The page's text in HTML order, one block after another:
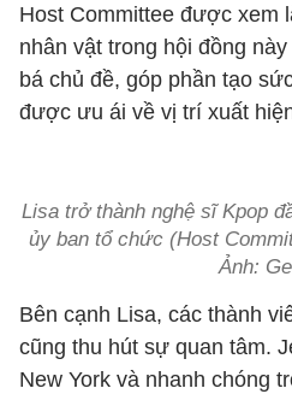
Host Committee được xem
nhân vật trong hội đồng
bá chủ đề, góp phần tạo
được ưu ái về vị trí xuất
Lisa trở thành nghệ sĩ Kpop
ủy ban tổ chức (Host
Ảnh:
Bên cạnh Lisa, các thành
cũng thu hút sự quan tâm.
New York và nhanh chóng